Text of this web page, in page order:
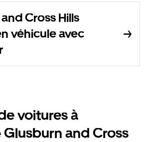
Cross Hills
véhicule avec
voitures à
and Cross